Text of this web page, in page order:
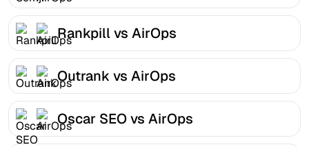
Rankpill vs AirOps
Outrank vs AirOps
Oscar SEO vs AirOps